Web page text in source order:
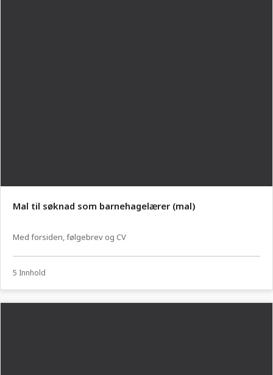
Mal til søknad som barnehagelærer (mal)
Med forsiden, følgebrev og CV
5 Innhold